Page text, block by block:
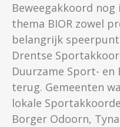
Beweegakkoord
thema BIOR zowel
belangrijk speerpunt
Drentse
Duurzame Sport-
terug. Gemeenten
lokale
Borger Odoorn,